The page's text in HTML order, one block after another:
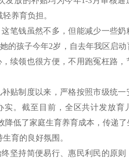
养育负担。
笔钱虽然不多，但能减少一些奶
的孩子今年2岁，自去年我区启动
续领也很方便，不用跑冤枉路，
贴制度以来，严格按照市级统一
。截至目前，全区共计发放育
降低了家庭生育养育成本，传递
育的良好氛围。
坚持简便易行、惠民利民的原则